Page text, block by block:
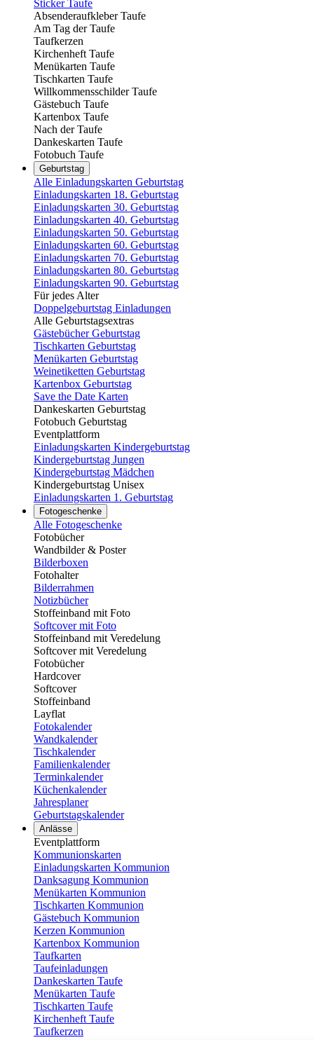
Sticker Taufe
Absenderaufkleber Taufe
Am Tag der Taufe
Taufkerzen
Kirchenheft Taufe
Menükarten Taufe
Tischkarten Taufe
Willkommensschilder Taufe
Gästebuch Taufe
Kartenbox Taufe
Nach der Taufe
Dankeskarten Taufe
Fotobuch Taufe
Geburtstag
Alle Einladungskarten Geburtstag
Einladungskarten 18. Geburtstag
Einladungskarten 30. Geburtstag
Einladungskarten 40. Geburtstag
Einladungskarten 50. Geburtstag
Einladungskarten 60. Geburtstag
Einladungskarten 70. Geburtstag
Einladungskarten 80. Geburtstag
Einladungskarten 90. Geburtstag
Für jedes Alter
Doppelgeburtstag Einladungen
Alle Geburtstagsextras
Gästebücher Geburtstag
Tischkarten Geburtstag
Menükarten Geburtstag
Weinetiketten Geburtstag
Kartenbox Geburtstag
Save the Date Karten
Dankeskarten Geburtstag
Fotobuch Geburtstag
Eventplattform
Einladungskarten Kindergeburtstag
Kindergeburtstag Jungen
Kindergeburtstag Mädchen
Kindergeburtstag Unisex
Einladungskarten 1. Geburtstag
Fotogeschenke
Alle Fotogeschenke
Fotobücher
Wandbilder & Poster
Bilderboxen
Fotohalter
Bilderrahmen
Notizbücher
Stoffeinband mit Foto
Softcover mit Foto
Stoffeinband mit Veredelung
Softcover mit Veredelung
Fotobücher
Hardcover
Softcover
Stoffeinband
Layflat
Fotokalender
Wandkalender
Tischkalender
Familienkalender
Terminkalender
Küchenkalender
Jahresplaner
Geburtstagskalender
Anlässe
Eventplattform
Kommunionskarten
Einladungskarten Kommunion
Danksagung Kommunion
Menükarten Kommunion
Tischkarten Kommunion
Gästebuch Kommunion
Kerzen Kommunion
Kartenbox Kommunion
Taufkarten
Taufeinladungen
Dankeskarten Taufe
Menükarten Taufe
Tischkarten Taufe
Kirchenheft Taufe
Taufkerzen